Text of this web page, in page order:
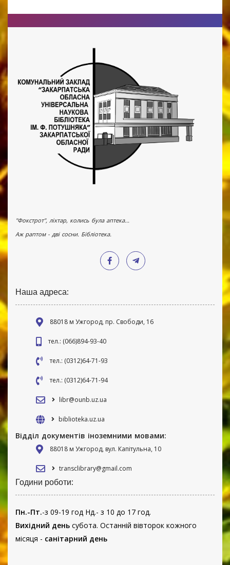
"Фокстрот", ліхтар, колись була аптека...
Аж раптом - дві сосни. Бібліотека.
Наша адреса:
88018 м Ужгород, пр. Свободи, 16
тел.: (066)894-93-40
тел.: (0312)64-71-93
тел.: (0312)64-71-94
libr@ounb.uz.ua
biblioteka.uz.ua
Відділ документів іноземними мовами:
88018 м Ужгород, вул. Капітульна, 10
transclibrary@gmail.com
Години роботи:
Пн.-Пт.-з 09-19 год Нд.- з 10 до 17 год.
Вихідний день субота. Останній вівторок кожного
місяця - санітарний день